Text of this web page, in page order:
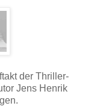
der Thriller-
Jens Henrik